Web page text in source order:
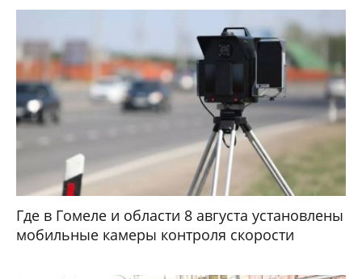
Где в Гомеле и области 8 августа установлены
мобильные камеры контроля скорости